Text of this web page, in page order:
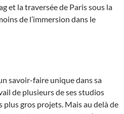
et la traversée de Paris sous la
de l’immersion dans le
savoir-faire unique dans sa
de plusieurs de ses studios
gros projets. Mais au delà de